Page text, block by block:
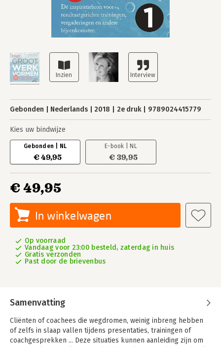
Gebonden Nederlands 2018 2e druk 9789024415779
Kies uw bindwijze
Gebonden | NL
€ 49,95
E-book | NL
€ 39,95
€ 49,95
In winkelwagen
Op voorraad
Vandaag voor 23:00 besteld, zaterdag in huis
Gratis verzonden
Past door de brievenbus
Samenvatting
Cliënten of coachees die wegdromen, weinig inbreng hebben
of zelfs in slaap vallen tijdens presentaties, trainingen of
coachgesprekken ... Deze situaties kunnen aanleiding zijn om